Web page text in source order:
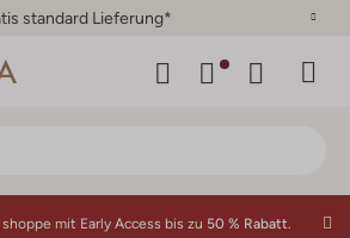
standard Lieferung*
mit Early Access bis zu 50 % Rabatt.